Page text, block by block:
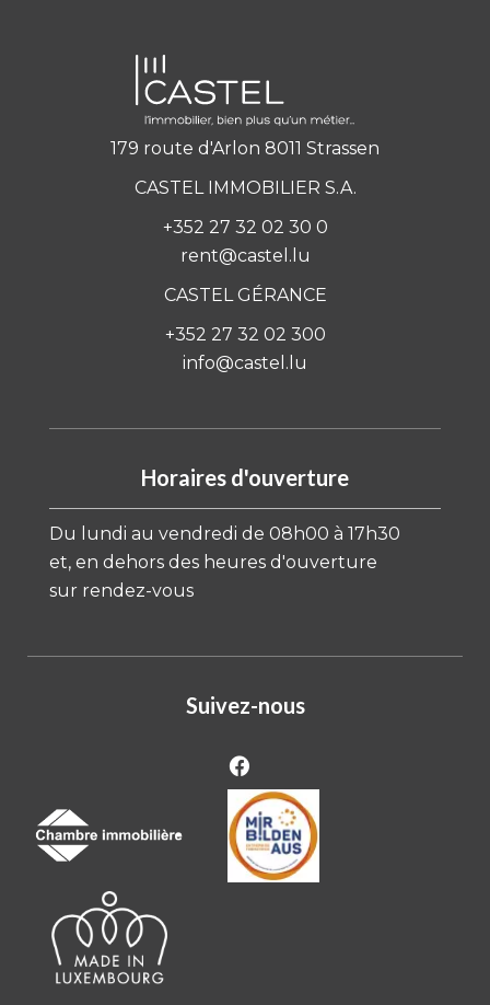
179 route d'Arlon 8011 Strassen
CASTEL IMMOBILIER S.A.
+352 27 32 02 30 0
rent@castel.lu
CASTEL GÉRANCE
+352 27 32 02 300
info@castel.lu
Horaires d'ouverture
Du lundi au vendredi de 08h00 à 17h30
et, en dehors des heures d'ouverture
sur rendez-vous
Suivez-nous